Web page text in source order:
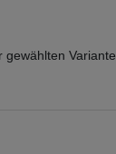
gewählten Variante